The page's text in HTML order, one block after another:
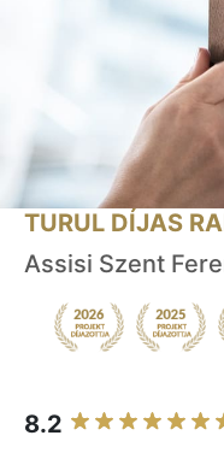
TURUL DÍJAS
Assisi Szent
8.2